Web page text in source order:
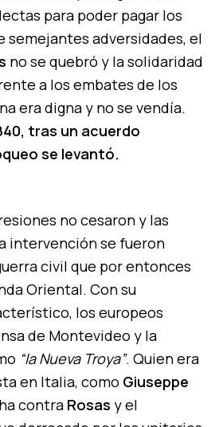
para poder pagar los
semejantes adversidades, el
no se quebró y la solidaridad
a los embates de los
era digna y no se vendía.
tras un acuerdo
se levantó.
no cesaron y las
intervención se fueron
civil que por entonces
Oriental. Con su
los europeos
de Montevideo y la
“la Nueva Troya”. Quien era
en Italia, como Giuseppe
contra Rosas y el